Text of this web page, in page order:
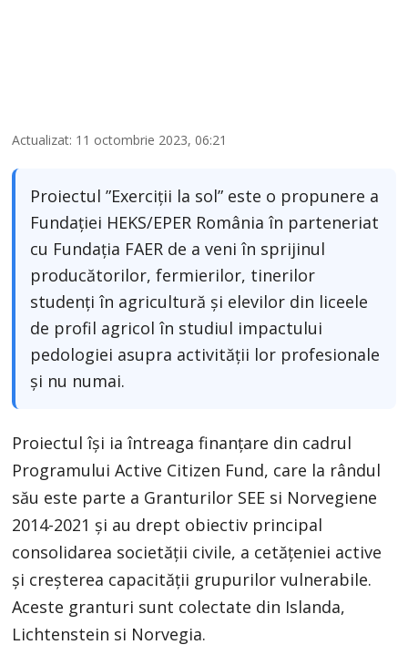
Actualizat: 11 octombrie 2023, 06:21
Proiectul ”Exerciții la sol” este o propunere a
Fundației HEKS/EPER România în parteneriat
cu Fundația FAER de a veni în sprijinul
producătorilor, fermierilor, tinerilor
studenți în agricultură și elevilor din liceele
de profil agricol în studiul impactului
pedologiei asupra activității lor profesionale
și nu numai.
Proiectul își ia întreaga finanțare din cadrul
Programului Active Citizen Fund, care la rândul
său este parte a Granturilor SEE si Norvegiene
2014-2021 și au drept obiectiv principal
consolidarea societății civile, a cetățeniei active
și creșterea capacității grupurilor vulnerabile.
Aceste granturi sunt colectate din Islanda,
Lichtenstein si Norvegia.